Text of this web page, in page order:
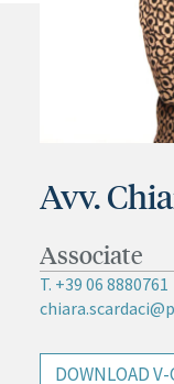
Avv.
Associate
T. +39 06 8880761
DOWNLOAD V-